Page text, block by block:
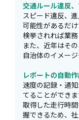
交通ルール違反
スピード違反、
可能性があるだけ
検挙されれば業務
また、近年はそ
自治体のイメー
レポートの自動
速度の記録・通
てることができま
取得した走行時
握できるため、